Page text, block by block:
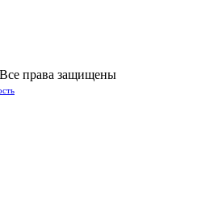
Все права защищены